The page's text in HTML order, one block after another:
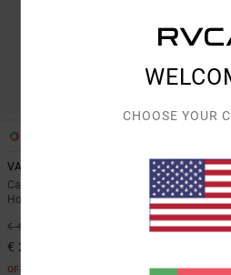
VA Sport Vent
Camisola sem mangas Castanho
Homem
€ 45,00
€ 24,30
OFERTAS
€
CHOOSE YOUR